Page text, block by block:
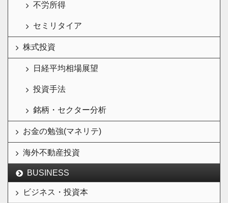
不労所得
セミリタイア
株式投資
日経平均相場展望
投資手法
銘柄・セクター分析
お金の勉強(マネリテ)
海外不動産投資
BUSINESS
ビジネス・投資本